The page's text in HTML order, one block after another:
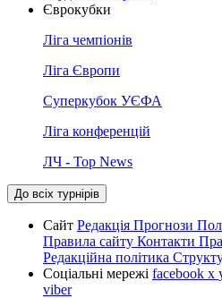
Єврокубки
Ліга чемпіонів
Ліга Європи
Суперкубок УЄФА
Ліга конференцій
ЛЧ - Top News
До всіх турнірів
Сайт Редакція Прогнози
Правила сайту Контакти
Редакційна політика
Соціальні мережі facebook x
viber